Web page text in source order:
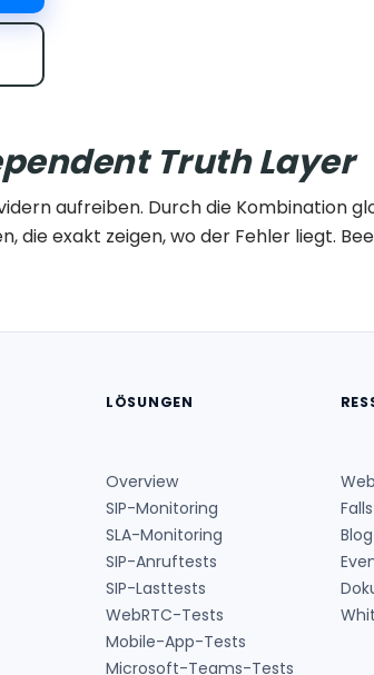
Truth Layer
aufreiben. Durch die Kombination
exakt zeigen, wo der Fehler liegt.
LÖSUNGEN
Overview
SIP-Monitoring
SLA-Monitoring
SIP-Anruftests
SIP-Lasttests
WebRTC-Tests
Mobile-App-Tests
Microsoft-Teams-Tests
Blog